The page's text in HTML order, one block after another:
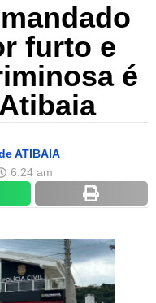
furto e
é
ATIBAIA
6:24 am